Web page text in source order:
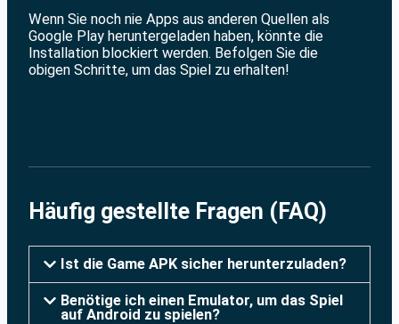
Wenn Sie noch nie Apps aus anderen Quellen als
Google Play heruntergeladen haben, könnte die
Installation blockiert werden. Befolgen Sie die
obigen Schritte, um das Spiel zu erhalten!
Häufig gestellte Fragen (FAQ)
Ist die Game APK sicher herunterzuladen?
Benötige ich einen Emulator, um das Spiel
auf Android zu spielen?